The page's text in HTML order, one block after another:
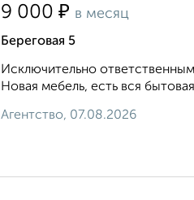
9 000 ₽ в месяц
Береговая 5
Исключительно
Новая мебель, есть вся
Агентство, 07.08.2026